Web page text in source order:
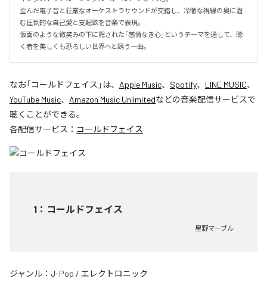
歪んだ電子音と荘厳なオーケストラサウンドが交錯し、冷徹な視線の奥に潜
む圧倒的な自己愛と支配欲を音楽で表現。
仮面のような微笑みの下に隠された「感情なき心」というテーマを通して、聴
く者を美しくも恐ろしい世界へと誘う一曲。
なお「コールドフェイス 」は、 Apple Music、 Spotify、 LINE MUSIC、
YouTube Music、 Amazon Music Unlimitedなどの音楽配信サービスで
聴くことができる。
各配信サービス： コールドフェイス
1 ： コールドフェイス
星野マーブル
ジャンル： J-Pop / エレクトロニック